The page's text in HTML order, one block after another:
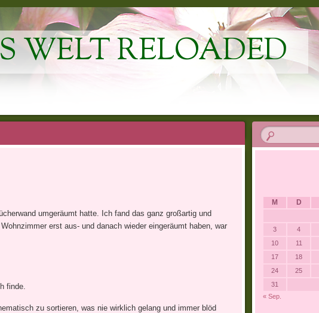
WELT RELOADED
umgeräumt hatte. Ich fand das ganz großartig und
erst aus- und danach wieder eingeräumt haben, war
finde.
zu sortieren, was nie wirklich gelang und immer blöd
M D
3
4
10
11
17
18
24
25
31
« Sep.